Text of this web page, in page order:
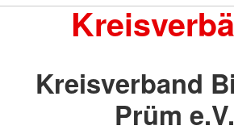
Kreisverband
Prüm e.V.